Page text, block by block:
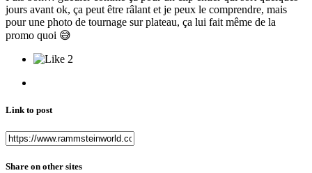
jours avant ok, ça peut être râlant et je peux le comprendre, mais
pour une photo de tournage sur plateau, ça lui fait même de la
promo quoi 😅
2
Link to post
Share on other sites